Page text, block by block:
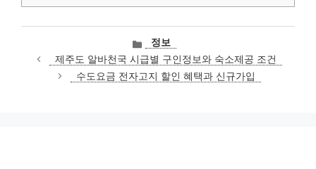
카
테
고
리
정보
제주도 알바천국 시급별 구인정보와 숙소제공 조건
수도요금 전자고지 할인 혜택과 신규가입